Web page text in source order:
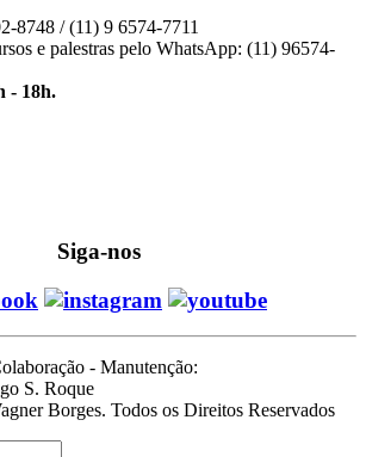
8748 / (11) 9 6574-7711
e palestras pelo WhatsApp: (11) 96574-
- 18h.
Siga-nos
- Manutenção:
S. Roque
Borges. Todos os Direitos Reservados